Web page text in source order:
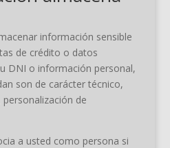
información sensible
de crédito o datos
DNI o información personal,
son de carácter técnico,
de
a usted como persona si